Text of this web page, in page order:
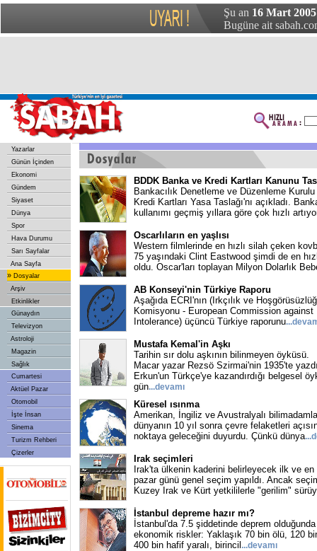
Şu an 16 Mart
Bugüne ait
Yazarlar
Günün İçinden
Ekonomi
Gündem
Siyaset
Dünya
Spor
Hava Durumu
Sarı Sayfalar
Ana Sayfa
» Dosyalar
Arşiv
Etkinlikler
Günaydın
Televizyon
Astroloji
Magazin
Sağlık
Cumartesi
Aktüel Pazar
Otomobil
İşte İnsan
Sinema
Turizm Rehberi
Çizerler
BDDK Banka ve Kredi Kartları Kanunu
Bankacılık Denetleme ve Düzenleme
Kredi Kartları Yasa Taslağı'nı açıkladı.
kullanımı geçmiş yıllara göre çok hızlı
Oscarlıların en yaşlısı
Western filmlerinde en hızlı silah çeken
75 yaşındaki Clint Eastwood şimdi de en
oldu. Oscar'ları toplayan Milyon Dolarlık
AB Konseyi'nin Türkiye Raporu
Aşağıda ECRI'nın (Irkçılık ve
Komisyonu - European Commission against
Intolerance) üçüncü Türkiye raporunu...
Mustafa Kemal'in Aşkı
Tarihin sır dolu aşkının bilinmeyen öyküsü.
Macar yazar Rezsö Szirmai'nin 1935'te
Erkun'un Türkçe'ye kazandırdığı belgesel
gün...devamı
Küresel ısınma
Amerikan, İngiliz ve Avustralyalı
dünyanın 10 yıl sonra çevre felaketleri
noktaya geleceğini duyurdu. Çünkü dünya...
Irak seçimleri
Irak'ta ülkenin kaderini belirleyecek ilk ve en
pazar günü genel seçim yapıldı. Ancak
Kuzey Irak ve Kürt yetkililerle "gerilim"
İstanbul depreme hazır mı?
İstanbul'da 7.5 şiddetinde deprem
ekonomik riskler: Yaklaşık 70 bin ölü, 120
400 bin hafif yaralı, birincil ...devamı